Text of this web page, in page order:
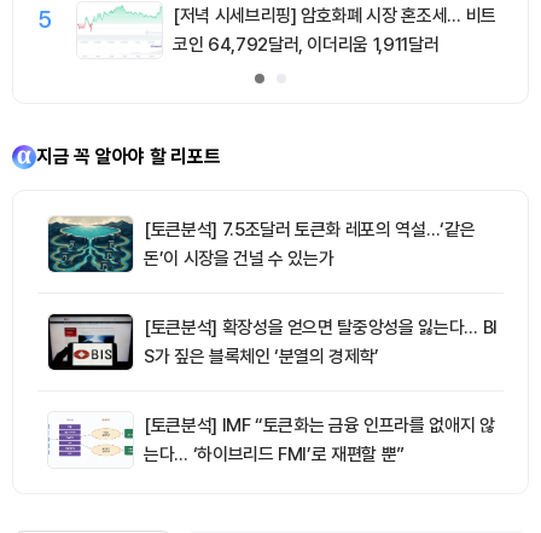
5
[저녁 시세브리핑] 암호화폐 시장 혼조세… 비트
코인 64,792달러, 이더리움 1,911달러
지금 꼭 알아야 할 리포트
[토큰분석] 7.5조달러 토큰화 레포의 역설…‘같은
돈’이 시장을 건널 수 있는가
[토큰분석] 확장성을 얻으면 탈중앙성을 잃는다… BI
S가 짚은 블록체인 ‘분열의 경제학’
[토큰분석] IMF “토큰화는 금융 인프라를 없애지 않
는다… ‘하이브리드 FMI’로 재편할 뿐”